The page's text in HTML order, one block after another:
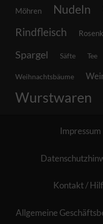
Möhren Nudeln
Rindfleisch
Spargel Säfte Tee
Weihnachtsbäume
Wurstwaren
Impressum
Kontakt /
Allgemeine